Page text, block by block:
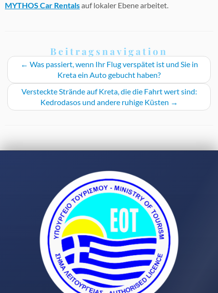
MYTHOS Car Rentalsauf lokaler Ebene arbeitet.
Beitragsnavigation
← Was passiert, wenn Ihr Flug verspätet ist und Sie in
Kreta ein Auto gebucht haben?
Versteckte Strände auf Kreta, die die Fahrt wert sind:
Kedrodasos und andere ruhige Küsten →